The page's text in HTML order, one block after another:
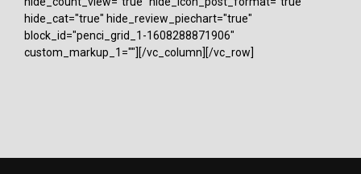
hide_cat="true" hide_review_piechart="true"
block_id="penci_grid_1-1608288871906"
custom_markup_1=""][/vc_column][/vc_row]